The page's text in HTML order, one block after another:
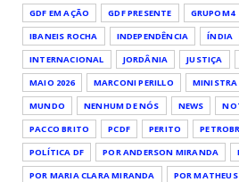
GDF EM AÇÃO
GDF PRESENTE GRUPOM4
IBANEIS ROCHA
INDEPENDÊNCIA ÍNDIA
INTERNACIONAL
JORDÂNIA JUSTIÇA
MAIO 2026
MARCONI PERILLO
MINISTRA
MUNDO
NENHUM DE NÓS NEWS
PACCO BRITO
PCDF PERITO
POLÍTICA DF
POR ANDERSON MIRANDA
POR MARIA CLARA MIRANDA
POR